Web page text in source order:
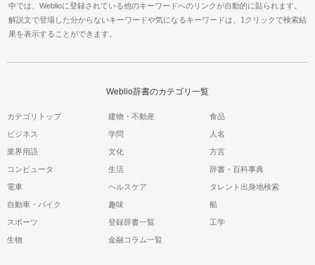
中では、Weblioに登録されている他のキーワードへのリンクが自動的に貼られます。
解説文で登場した分からないキーワードや気になるキーワードは、1クリックで検索結
果を表示することができます。
Weblio辞書のカテゴリ一覧
カテゴリトップ 建物・不動産 食品
ビジネス 学問 人名
業界用語 文化 方言
コンピュータ 生活 辞書・百科事典
電車 ヘルスケア タレント出身地検索
自動車・バイク 趣味 船
スポーツ 登録辞書一覧 工学
生物 金融コラム一覧